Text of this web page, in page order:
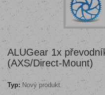
ALUGear 1x
(AXS/Direct-Mount)
Typ: Nový produkt